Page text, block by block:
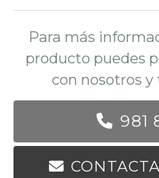
Para más
producto puedes
con nosotros y
981